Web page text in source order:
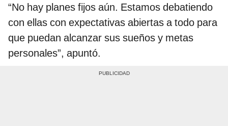
“No hay planes fijos aún. Estamos debatiendo
con ellas con expectativas abiertas a todo para
que puedan alcanzar sus sueños y metas
personales”, apuntó.